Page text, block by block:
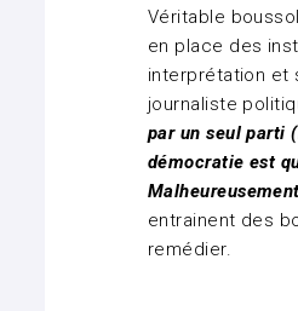
Véritable
en place des
interprétation et
journaliste
par un seul parti
démocratie est
entrainent des
remédier.